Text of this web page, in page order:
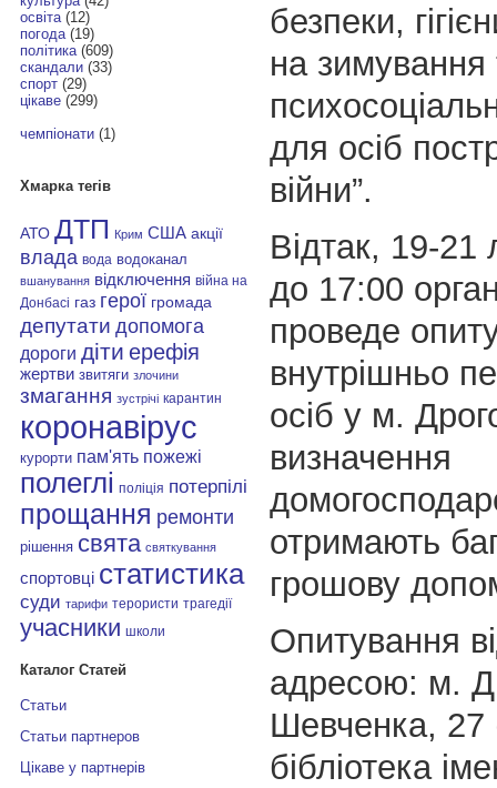
освіта(12)
погода(19)
політика(609)
скандали(33)
спорт(29)
цікаве(299)
чемпіонати(1)
Хмарка тегів
АТО ДТП Крим США акції
влада вода водоканал
вшанування відключення війна на
Донбасі газ герої громада
депутати допомога
дороги діти ерефія
жертви звитяги злочини
змагання зустрічі карантин
коронавірус
курорти пам'ять пожежі
полеглі поліція потерпілі
прощання ремонти
рішення свята святкування
спортовці статистика
суди тарифи терористи трагедії
учасники школи
Каталог Статей
Статьи
Статьи партнеров
Цікаве у партнерів
безпеки,
на зимування
для осіб
війни”.
Відтак, 19-21
до 17:00
проведе
внутрішньо
осіб у м.
визначення
отримають
грошову
Опитування
адресою: м.
Шевченка, 27
бібліотека